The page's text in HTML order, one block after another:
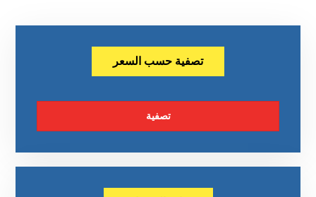
تصفية حسب السعر
تصفية